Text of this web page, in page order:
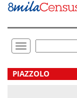
Vai
direttamente
Toggle
navigation
.
PIAZZOLO